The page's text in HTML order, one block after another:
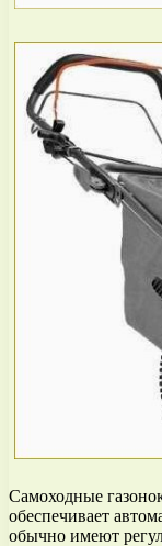
Самоходные
обеспечивает
обычно имеют